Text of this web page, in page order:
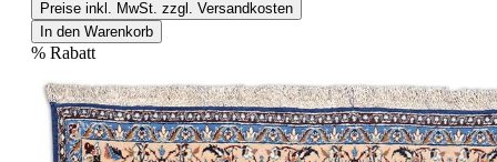
Preise inkl. MwSt. zzgl. Versandkosten
In den Warenkorb
% Rabatt